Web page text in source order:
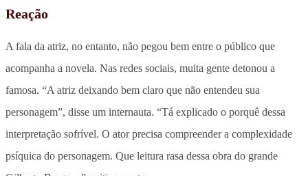
Reação
A fala da atriz, no entanto, não pegou bem entre o público que
acompanha a novela. Nas redes sociais, muita gente detonou a
famosa. “A atriz deixando bem claro que não entendeu sua
personagem”, disse um internauta. “Tá explicado o porquê dessa
interpretação sofrível. O ator precisa compreender a complexidade
psíquica do personagem. Que leitura rasa dessa obra do grande